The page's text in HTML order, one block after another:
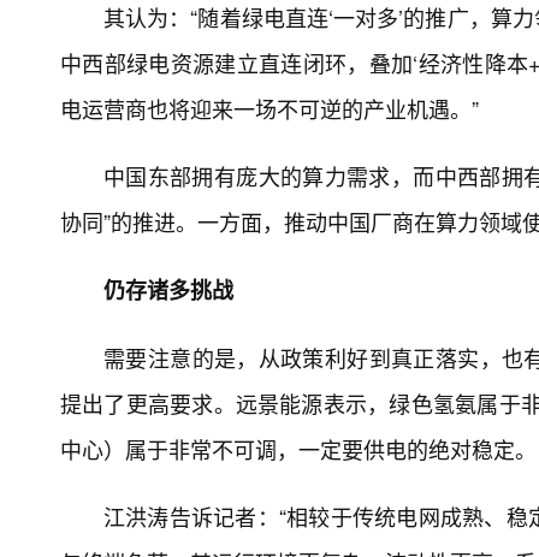
其认为：“随着绿电直连‘一对多’的推广，
中西部绿电资源建立直连闭环，叠加‘经济性降
电运营商也将迎来一场不可逆的产业机遇。”
中国东部拥有庞大的算力需求，而中西部拥
协同”的推进。一方面，推动中国厂商在算力领
仍存诸多挑战
需要注意的是，从政策利好到真正落实，
提出了更高要求。远景能源表示，绿色氢氨属于
中心）属于非常不可调，一定要供电的绝对稳定。
江洪涛告诉记者：“相较于传统电网成熟、